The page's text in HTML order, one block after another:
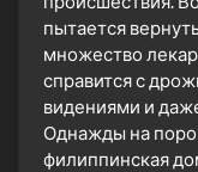
пытается
множество
справится с
видениями и
Однажды на
филиппинская